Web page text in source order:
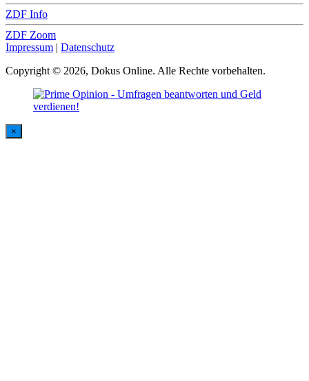
ZDF Info
ZDF Zoom
Impressum | Datenschutz
Copyright © 2026, Dokus Online. Alle Rechte vorbehalten.
×